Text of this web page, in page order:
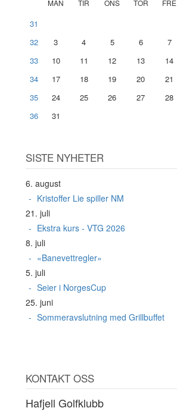
MAN TIR ONS TOR FRE
31
32
3 4 5 6 7
33
10 11 12 13 14
34
17 18 19 20 21
35
24 25 26 27 28
36
31
SISTE NYHETER
6. august
Kristoffer Lie spiller NM
21. juli
Ekstra kurs - VTG 2026
8. juli
«Banevettregler»
5. juli
Seier i NorgesCup
25. juni
Sommeravslutning med Grillbuffet
KONTAKT OSS
Hafjell Golfklubb